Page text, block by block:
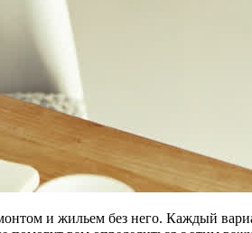
и жильем без него. Каждый